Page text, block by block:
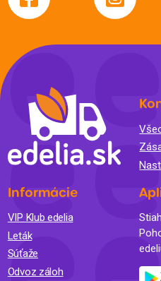
Informácie
VIP Klub edelia
Leták
Súťaže
Odvoz záloh